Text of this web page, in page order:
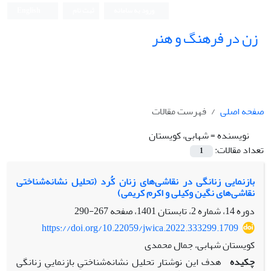
زن در فرهنگ و هنر
صفحه اصلی
فهرست مقالات
نویسنده =شهابی، کویستان
تعداد مقالات:
1
بازنمایی زنانگی در نقاشی‌‌های زنان کُرد (تحلیل نشانه‌‌شناختی
نقاشی‌‌های نگین وکیلی و اکرم کریمی)
دوره 14، شماره 2، تابستان 1401، صفحه
267-290
https://doi.org/10.22059/jwica.2022.333299.1709
کویستان شهابی، جمال محمدی
چکیده هدف این نوشتار تحلیل نشانه‌شناختیِ بازنماییِ زنانگی